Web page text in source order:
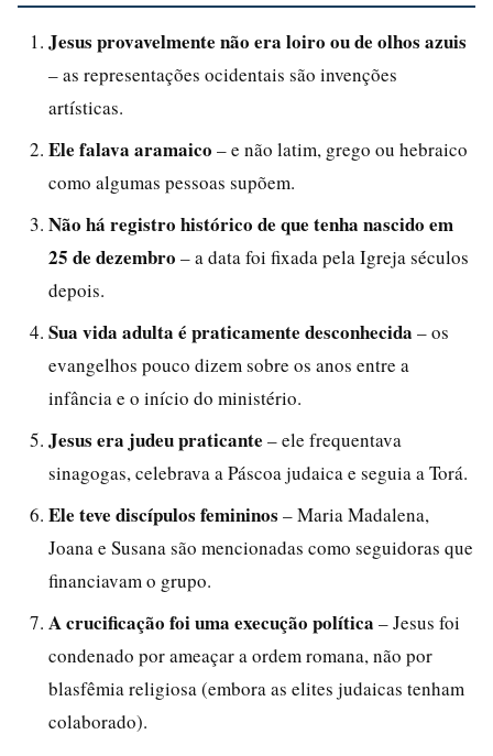
Jesus provavelmente não era loiro ou de olhos azuis
– as representações ocidentais são invenções
artísticas.
Ele falava aramaico – e não latim, grego ou hebraico
como algumas pessoas supõem.
Não há registro histórico de que tenha nascido em
25 de dezembro – a data foi fixada pela Igreja séculos
depois.
Sua vida adulta é praticamente desconhecida – os
evangelhos pouco dizem sobre os anos entre a
infância e o início do ministério.
Jesus era judeu praticante – ele frequentava
sinagogas, celebrava a Páscoa judaica e seguia a Torá.
Ele teve discípulos femininos – Maria Madalena,
Joana e Susana são mencionadas como seguidoras que
financiavam o grupo.
A crucificação foi uma execução política – Jesus foi
condenado por ameaçar a ordem romana, não por
blasfêmia religiosa (embora as elites judaicas tenham
colaborado).